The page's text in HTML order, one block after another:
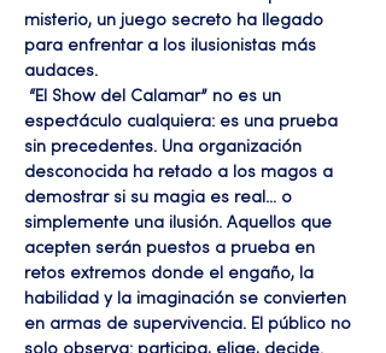
misterio, un juego secreto ha llegado
para enfrentar a los ilusionistas más
audaces.
espectáculo cualquiera: es una prueba
sin precedentes. Una organización
desconocida ha retado a los magos a
demostrar si su magia es real… o
simplemente una ilusión. Aquellos que
acepten serán puestos a prueba en
retos extremos donde el engaño, la
habilidad y la imaginación se convierten
en armas de supervivencia. El público no